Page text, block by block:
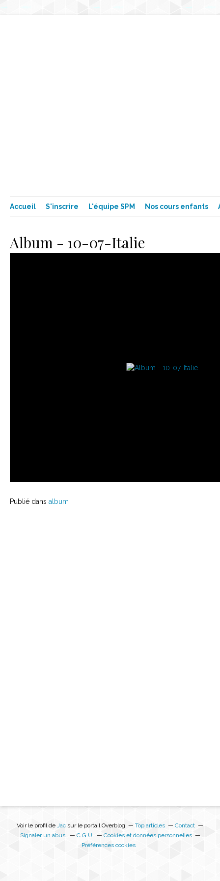
Accueil S'inscrire L'équipe SPM Nos cours enfants
Album - 10-07-Italie
Publié dans album
Voir le profil de Jac sur le portail Overblog Top articles
Contact
Signaler un abus
C.G.U.
Cookies et données personnelles
Préférences cookies